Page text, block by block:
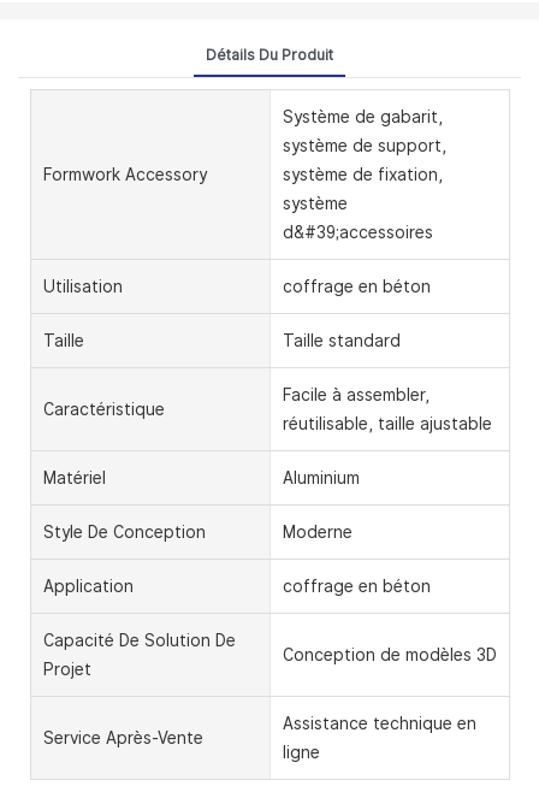
Détails Du Produit
Formwork Accessory
Système de gabarit,
système de support,
système de fixation,
système
d&#39;accessoires
Utilisation coffrage en béton
Taille Taille standard
Caractéristique
Facile à assembler,
réutilisable, taille ajustable
Matériel Aluminium
Style De Conception Moderne
Application coffrage en béton
Capacité De Solution De
Projet
Conception de modèles 3D
Service Après-Vente
Assistance technique en
ligne